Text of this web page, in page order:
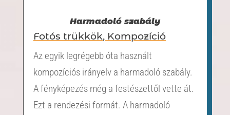
Harmadoló szabály
Fotós trükkök, Kompozíció
Az egyik legrégebb óta használt
kompozíciós irányelv a harmadoló szabály.
A fényképezés még a festészettől vette át.
Ezt a rendezési formát. A harmadoló